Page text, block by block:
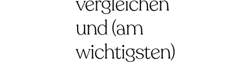
und (am
wichtigsten)